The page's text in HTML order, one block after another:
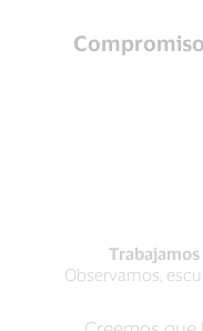
Observamos,